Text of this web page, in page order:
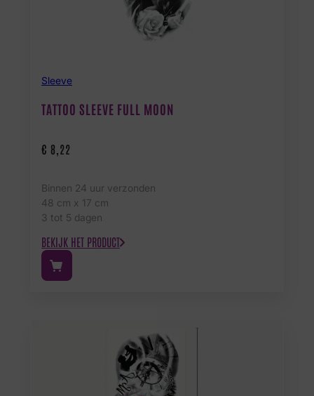
Sleeve
TATTOO SLEEVE FULL MOON
€ 8,22
Binnen 24 uur verzonden
48 cm x 17 cm
3 tot 5 dagen
BEKIJK HET PRODUCT